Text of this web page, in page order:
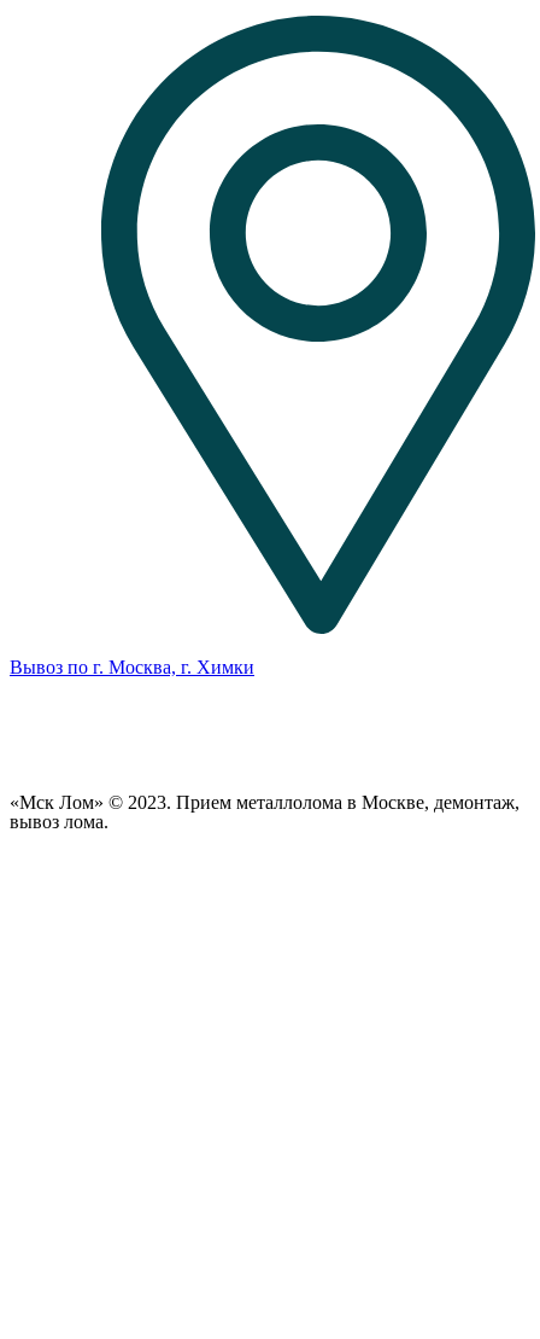
Вывоз по г. Москва, г. Химки
«Мск Лом» © 2023. Прием металлолома в Москве, демонтаж,
вывоз лома.